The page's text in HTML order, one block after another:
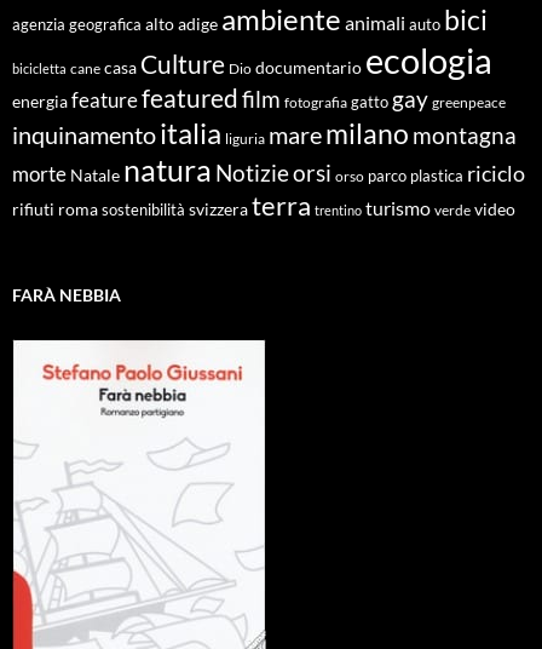
agenzia geografica alto adige ambiente animali auto bici
bicicletta cane casa Culture Dio documentario ecologia
energiafeaturefeaturedfilm fotografia gatto gay greenpeace
inquinamentoitalia liguria maremilano montagna
morte Natale natura Notizieorsi orso parco plastica riciclo
rifiuti roma sostenibilità svizzeraterra trentino turismo verde video
FARÀ NEBBIA